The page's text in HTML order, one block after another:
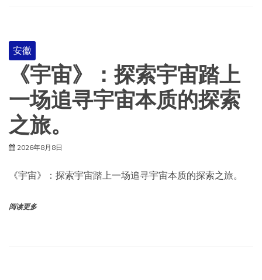
安徽
《宇宙》：探索宇宙踏上
一场追寻宇宙本质的探索
之旅。
2026年8月8日
《宇宙》：探索宇宙踏上一场追寻宇宙本质的探索之旅。
阅读更多